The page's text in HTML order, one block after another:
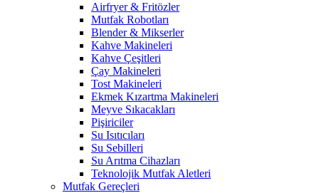
Airfryer & Fritözler
Mutfak Robotları
Blender & Mikserler
Kahve Makineleri
Kahve Çeşitleri
Çay Makineleri
Tost Makineleri
Ekmek Kızartma Makineleri
Meyve Sıkacakları
Pişiriciler
Su Isıtıcıları
Su Sebilleri
Su Arıtma Cihazları
Teknolojik Mutfak Aletleri
Mutfak Gereçleri